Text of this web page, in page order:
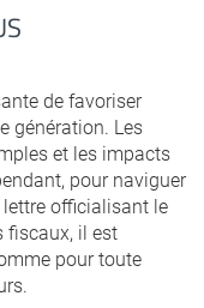
de favoriser
génération. Les
et les impacts
pour naviguer
lettre officialisant le
fiscaux, il est
pour toute